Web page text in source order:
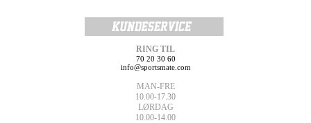
RING TIL
70 20 30 60
info@sportsmate.com
MAN-FRE
10.00-17.30
LØRDAG
10.00-14.00